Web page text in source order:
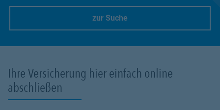
zur Suche
Ihre Versicherung hier einfach online
abschließen